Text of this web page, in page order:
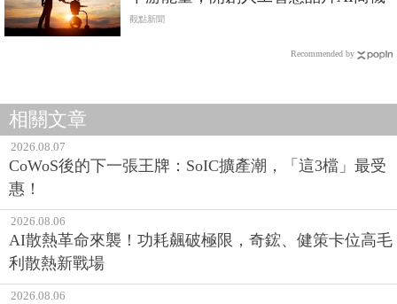
觀點新聞
Recommended by
相關文章
2026.08.07
CoWoS後的下一張王牌：SoIC擴產潮，「這3檔」最受
惠！
2026.08.06
AI散熱革命來襲！功耗飆破極限，奇鋐、健策卡位高毛
利散熱新戰場
2026.08.06